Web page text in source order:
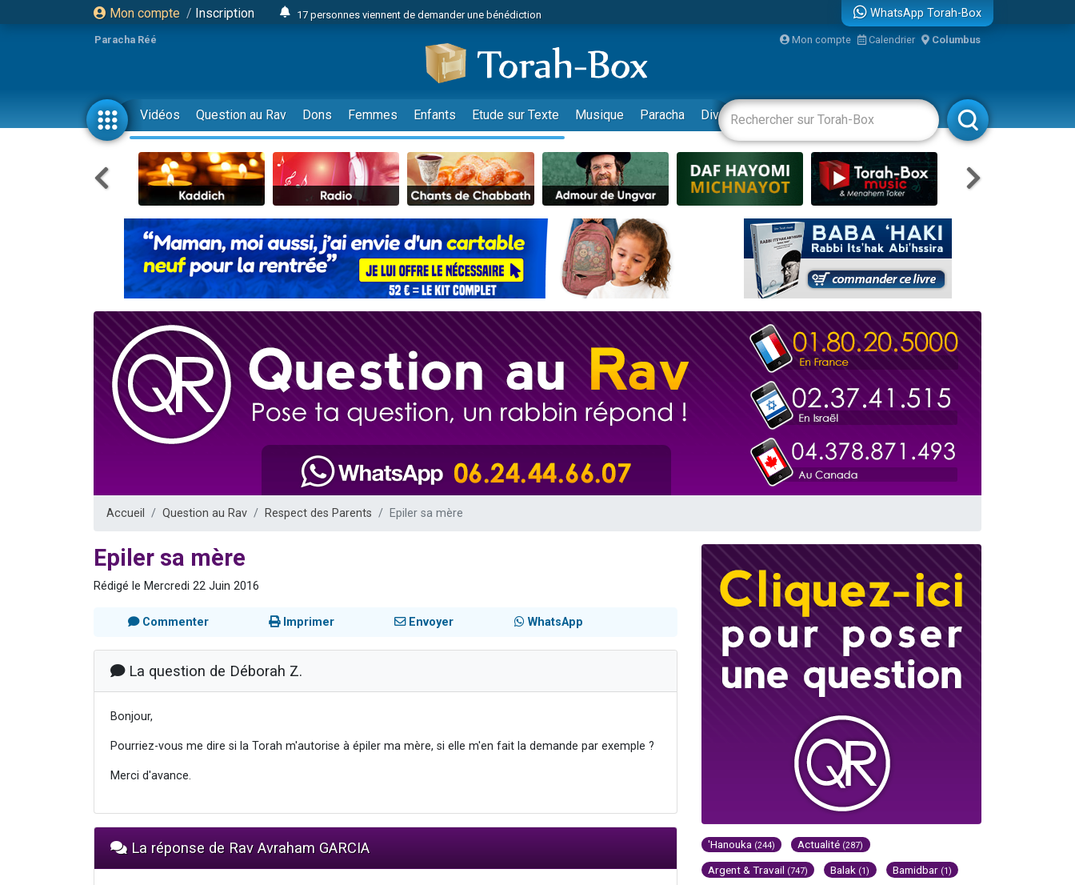
Mon compte / Inscription
17 personnes viennent de demander une bénédiction
23 personnes viennent de faire un don pour Diane, 80 ans, dans un appartement insalubre
Eva vient de donner son Maasser
4 personnes viennent de nous rejoindre sur WhatsApp
3 personnes viennent de nous rejoindre sur WhatsApp
Odaya vient de donner son Maasser
3 personnes viennent de faire un don pour 5 jours de vacances aux Orphelins
2 personnes viennent de nous rejoindre sur WhatsApp
13 personnes viennent de demander une bénédiction
Il reste 49 places pour étudier en groupe sur Zoom
30 personnes viennent de faire un don pour Sauvez la jambe de Yohan
12 nouvelles musiques dans Torah-Box Music
3 personnes viennent de nous rejoindre sur WhatsApp
2 personnes viennent de nous rejoindre sur WhatsApp
3 personnes viennent de nous rejoindre sur WhatsApp
8 personnes viennent de faire un don pour Tsédaka : pauvres d'Israel
Nouvelle émission radio : Visions de grandeur n°104 : Le Chabbath et le Birkat Hamazone à travers le temps
4 personnes viennent de nous rejoindre sur WhatsApp
WhatsApp Torah-Box
Paracha Réé Mon compte Calendrier Columbus
Vidéos Question au Rav Dons Femmes Enfants Etude sur Texte Musique Paracha Divertissements Livres Rabbanim
Accueil Question au Rav Respect des Parents Epiler sa mère
Epiler sa mère
Rédigé le Mercredi 22 Juin 2016
Commenter Imprimer Envoyer WhatsApp
La question de Déborah Z.
Bonjour,
Pourriez-vous me dire si la Torah m'autorise à épiler ma mère, si elle m'en fait la demande par exemple ?
Merci d'avance.
La réponse de Rav Avraham GARCIA 'Hanouka (244) Actualité (287)
Argent & Travail (747) Balak (1) Bamidbar (1)